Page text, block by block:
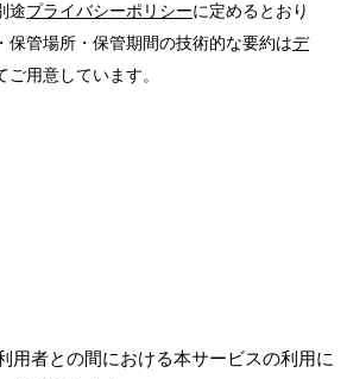
途プライバシーポリシーに定めるとおり
保管場所・保管期間の技術的な要約はデ
ご用意しています。
用者との間における本サービスの利用に